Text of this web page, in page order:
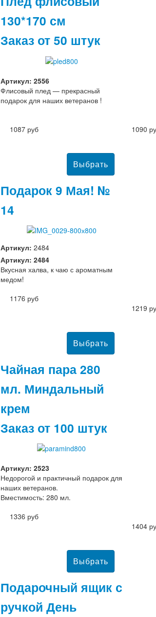
1087 руб
130*170 см
Заказ от 50 штук
Артикул: 2556
Флисовый плед — прекрасный
подарок для наших ветеранов !
1090
1176 руб
Подарок 9 Мая! №
14
Артикул: 2484
Артикул: 2484
Вкусная халва, к чаю с ароматным
медом!
1219
1336 руб
Чайная пара 280
мл. Миндальный
крем
Заказ от 100 штук
Артикул: 2523
Недорогой и практичный подарок для
наших ветеранов.
Вместимость: 280 мл.
1404
Подарочный ящик с
ручкой День